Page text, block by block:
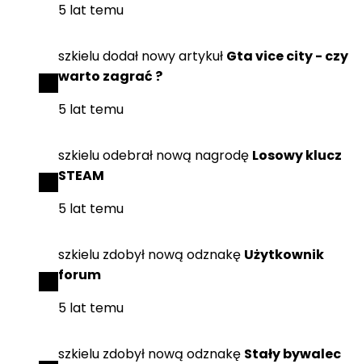
5 lat temu
szkieludodał nowy artykuł Gta vice city - czy
warto zagrać ?
5 lat temu
szkieluodebrał nową nagrodę Losowy klucz
STEAM
5 lat temu
szkielu zdobył nową odznakę Użytkownik
forum
5 lat temu
szkielu zdobył nową odznakę Stały bywalec